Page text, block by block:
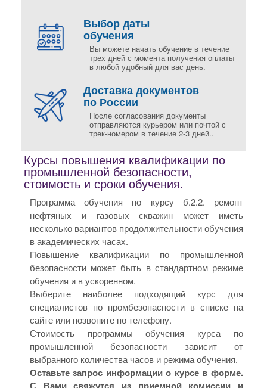
Выбор даты
обучения
Вы можете начать обучение в течение
трех дней с момента получения оплаты
в любой удобный для вас день.
Доставка документов
по России
После согласования документы
отправляются курьером или почтой с
трек-номером в течение 2-3 дней..
Курсы повышения квалификации по
промышленной безопасности,
стоимость и сроки обучения.
Программа обучения по курсу б.2.2. ремонт
нефтяных и газовых скважин может иметь
несколько вариантов продолжительности обучения
в академических часах.
Повышение квалификации по промышленной
безопасности может быть в стандартном режиме
обучения и в ускоренном.
Выберите наиболее подходящий курс для
специалистов по промбезопасности в списке на
сайте или позвоните по телефону.
Стоимость программы обучения курса по
промышленной безопасности зависит от
выбранного количества часов и режима обучения.
Оставьте запрос информации о курсе в форме.